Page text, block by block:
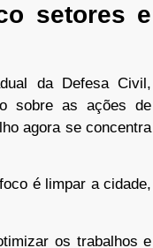
setores e
da Defesa Civil,
sobre as ações de
agora se concentra
é limpar a cidade,
os trabalhos e